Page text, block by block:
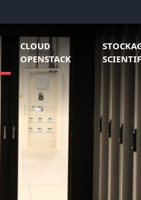
CLOUD
OPENSTACK
Ouvrir le sous menu deOuvrir le